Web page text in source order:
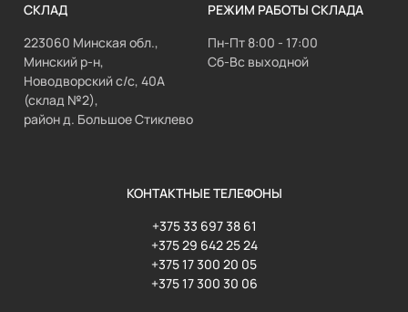
СКЛАД
223060 Минская обл.,
Минский р-н,
Новодворский с/с, 40А
(склад №2),
район д. Большое Стиклево
РЕЖИМ РАБОТЫ СКЛАДА
Пн-Пт 8:00 - 17:00
Сб-Вс выходной
КОНТАКТНЫЕ ТЕЛЕФОНЫ
+375 33 697 38 61
+375 29 642 25 24
+375 17 300 20 05
+375 17 300 30 06